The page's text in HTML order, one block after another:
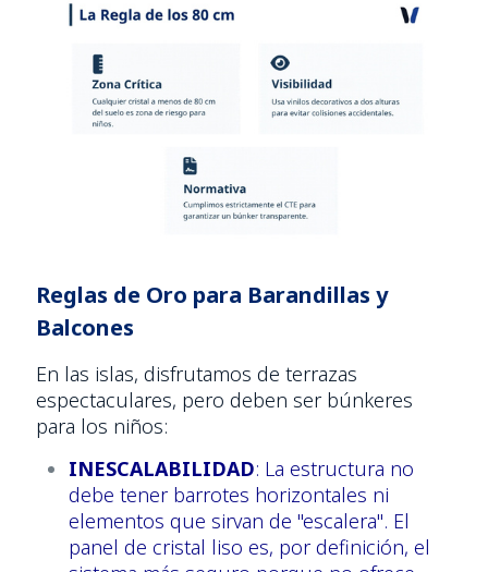
Reglas de Oro para Barandillas y
Balcones
En las islas, disfrutamos de terrazas
espectaculares, pero deben ser búnkeres
para los niños:
INESCALABILIDAD: La estructura no
debe tener barrotes horizontales ni
elementos que sirvan de "escalera". El
panel de cristal liso es, por definición, el